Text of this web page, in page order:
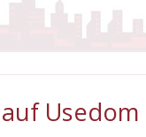
Usedom